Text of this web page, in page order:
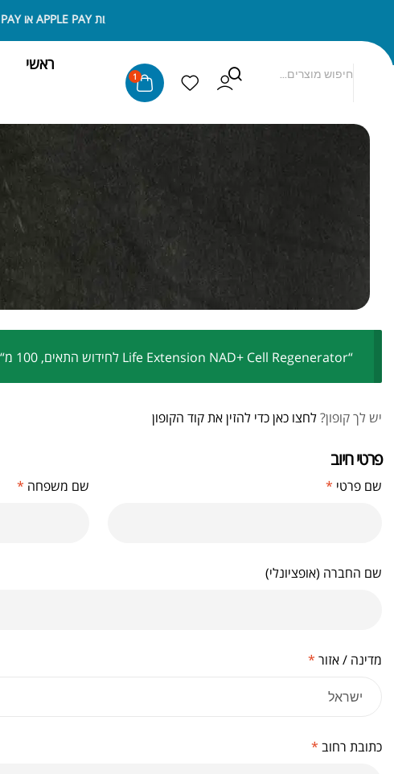
ניתן לשלם באמצעות APPLE PAY או SAMSUNG PAY
1
ראשי
“Life Extension NAD+ Cell Regenerator לחידוש התאים, 100 מ“ג” נוסף לסל הקניות.
יש לך קופון?לחצו כאן כדי להזין את קוד הקופון
פרטי חיוב‫
שם פרטי * שם משפחה *
שם החברה (אופציונלי)
מדינה / אזור *
כתובת רחוב *